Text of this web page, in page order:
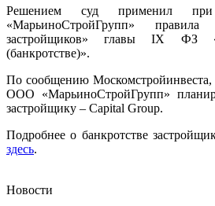
Решением суд применил
«МарьиноСтройГрупп»
застройщиков» главы IX ФЗ «О
(банкротстве)».
По сообщению Москомстройинвеста,
ООО «МарьиноСтройГрупп»
застройщику – Capital Group.
Подробнее о банкротстве
здесь.
Новости